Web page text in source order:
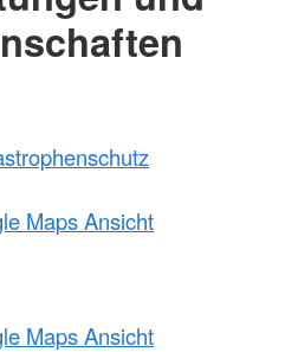
Maps Ansicht
Maps Ansicht